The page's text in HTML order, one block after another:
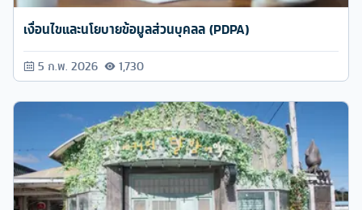
เงื่อนไขและนโยบายข้อมูลส่วนบุคลล (PDPA)
5 ก.พ. 2026 1,730